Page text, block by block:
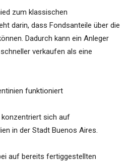
zum klassischen
darin, dass Fondsanteile über die
Dadurch kann ein Anleger
verkaufen als eine
funktioniert
sich auf
in der Stadt Buenos Aires.
auf bereits fertiggestellten